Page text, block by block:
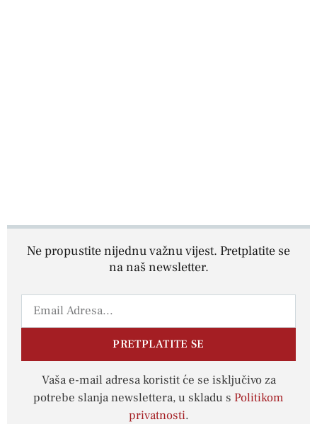
Ne propustite nijednu važnu vijest. Pretplatite se
na naš newsletter.
PRETPLATITE SE
Vaša e-mail adresa koristit će se isključivo za
potrebe slanja newslettera, u skladu s Politikom
privatnosti.